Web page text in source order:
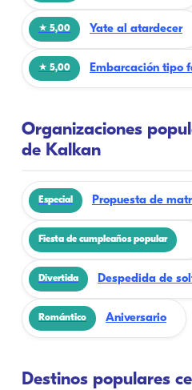
★ 5,00 Yate al atardecer
★ 5,00 Embarcación tipo
Organizaciones
de Kalkan
Especial Propuesta de
Fiesta de cumpleaños popular
Divertida Despedida de
Romántico Aniversario
Destinos populares